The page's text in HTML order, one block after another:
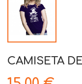
CAMISETA